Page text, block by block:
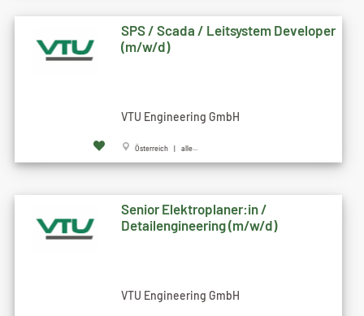
SPS / Scada / Leitsystem Developer
(m/w/d)
VTU Engineering GmbH
Österreich | alle...
Senior Elektroplaner:in /
Detailengineering (m/w/d)
VTU Engineering GmbH